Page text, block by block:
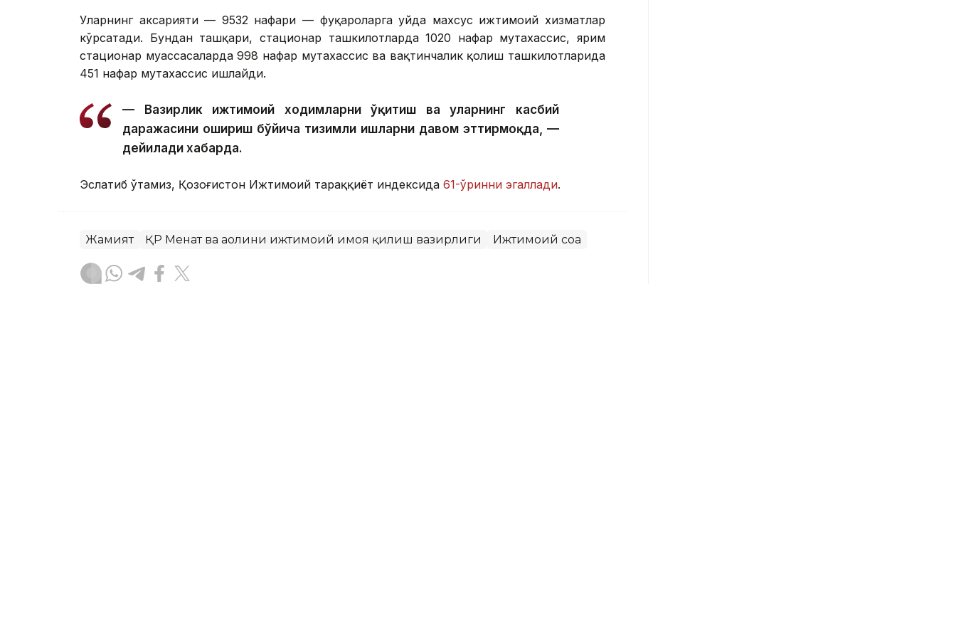
Уларнинг аксарияти — 9532 нафари — фуқароларга уйда махсус ижтимоий хизматлар
кўрсатади. Бундан ташқари, стационар ташкилотларда 1020 нафар мутахассис, ярим
стационар муассасаларда 998 нафар мутахассис ва вақтинчалик қолиш ташкилотларида
451 нафар мутахассис ишлайди.
— Вазирлик ижтимоий ходимларни ўқитиш ва уларнинг касбий
даражасини ошириш бўйича тизимли ишларни давом эттирмоқда, —
дейилади хабарда.
Эслатиб ўтамиз, Қозоғистон Ижтимоий тараққиёт индексида 61-ўринни эгаллади.
Жамият ҚР Меҳнат ва аҳолини ижтимоий ҳимоя қилиш вазирлиги Ижтимоий соҳа